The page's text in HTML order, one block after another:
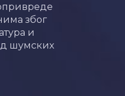
због
и
шумских